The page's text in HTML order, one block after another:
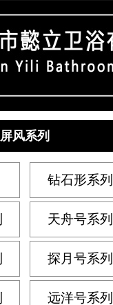
屏风系列
钻石形系列
天舟号系列
探月号系列
远洋号系列